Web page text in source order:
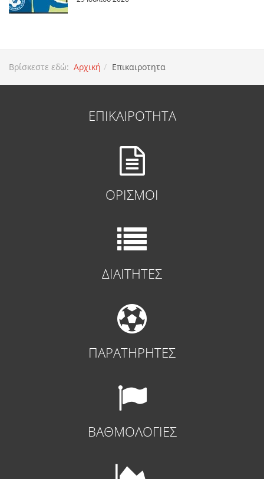
Βρίσκεστε εδώ: Αρχική Επικαιροτητα
ΕΠΙΚΑΙΡΟΤΗΤΑ
ΟΡΙΣΜΟΙ
ΔΙΑΙΤΗΤΕΣ
ΠΑΡΑΤΗΡΗΤΕΣ
ΒΑΘΜΟΛΟΓΙΕΣ